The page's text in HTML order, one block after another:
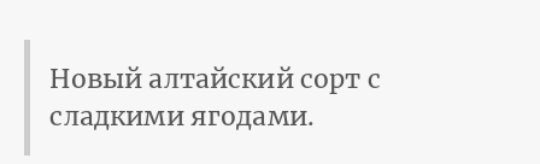
Новый алтайский сорт с
сладкими ягодами.